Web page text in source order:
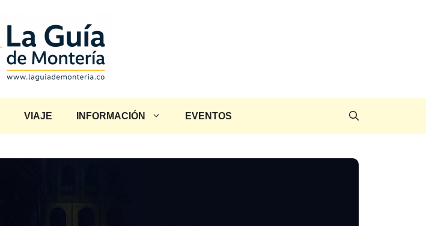
VIAJE INFORMACIÓN EVENTOS